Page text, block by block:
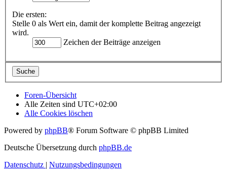
Die ersten:
Stelle 0 als Wert ein, damit der komplette Beitrag angezeigt
wird.
Zeichen der Beiträge anzeigen
Foren-Übersicht
Alle Zeiten sind UTC+02:00
Alle Cookies löschen
Powered by phpBB® Forum Software © phpBB Limited
Deutsche Übersetzung durch phpBB.de
Datenschutz | Nutzungsbedingungen